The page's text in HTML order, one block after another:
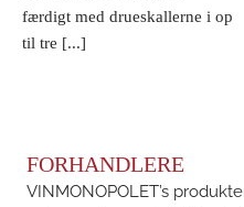
færdigt med drueskallerne i op
til tre [...]
FORHANDLERE
VINMONOPOLET’s